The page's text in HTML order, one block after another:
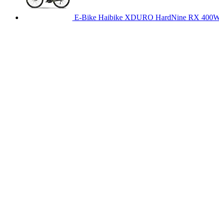
E-Bike Haibike XDURO HardNine RX